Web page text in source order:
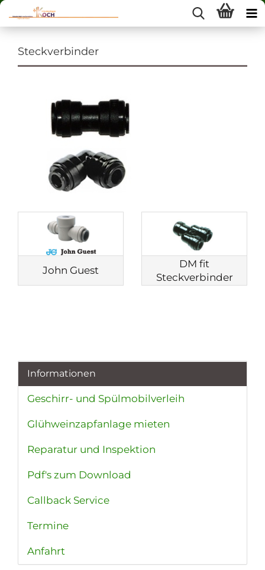
Steckverbinder
John Guest
DM fit
Steckverbinder
Informationen
Geschirr- und Spülmobilverleih
Glühweinzapfanlage mieten
Reparatur und Inspektion
Pdf's zum Download
Callback Service
Termine
Anfahrt